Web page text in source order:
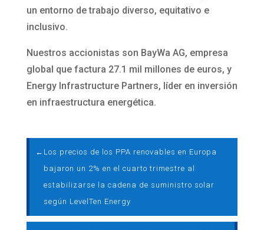
un entorno de trabajo diverso, equitativo e
inclusivo.
Nuestros accionistas son BayWa AG, empresa
global que factura 27.1 mil millones de euros, y
Energy Infrastructure Partners, líder en inversión
en infraestructura energética.
← Los precios de los PPA renovables en Europa
bajaron un 2% en el cuarto trimestre al
estabilizarse la cadena de suministro solar
según LevelTen Energy